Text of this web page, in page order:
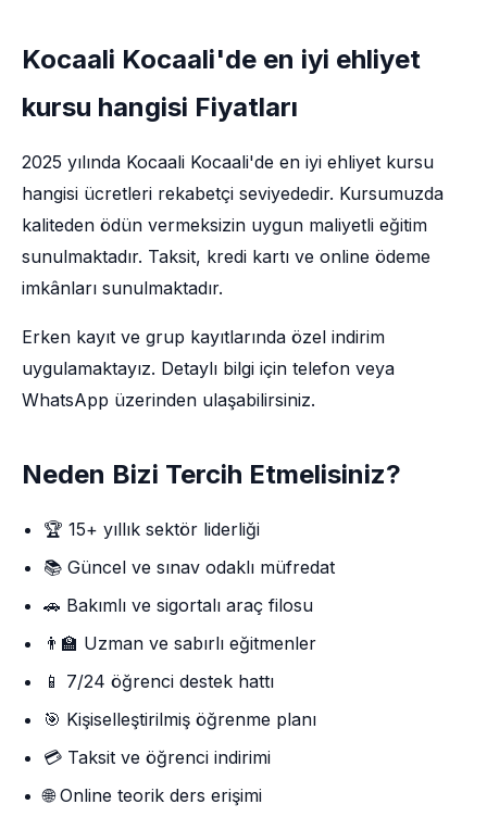
Kocaali Kocaali'de en iyi ehliyet
kursu hangisi Fiyatları
2025 yılında Kocaali Kocaali'de en iyi ehliyet kursu
hangisi ücretleri rekabetçi seviyededir. Kursumuzda
kaliteden ödün vermeksizin uygun maliyetli eğitim
sunulmaktadır. Taksit, kredi kartı ve online ödeme
imkânları sunulmaktadır.
Erken kayıt ve grup kayıtlarında özel indirim
uygulamaktayız. Detaylı bilgi için telefon veya
WhatsApp üzerinden ulaşabilirsiniz.
Neden Bizi Tercih Etmelisiniz?
🏆 15+ yıllık sektör liderliği
📚 Güncel ve sınav odaklı müfredat
🚗 Bakımlı ve sigortalı araç filosu
👨‍🏫 Uzman ve sabırlı eğitmenler
📱 7/24 öğrenci destek hattı
🎯 Kişiselleştirilmiş öğrenme planı
💳 Taksit ve öğrenci indirimi
🌐 Online teorik ders erişimi